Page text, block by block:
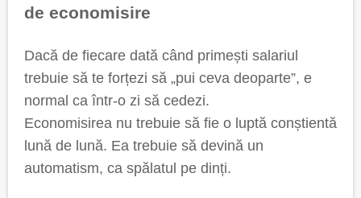
de economisire
Dacă de fiecare dată când primești salariul
trebuie să te forțezi să „pui ceva deoparte”, e
normal ca într-o zi să cedezi.
Economisirea nu trebuie să fie o luptă conștientă
lună de lună. Ea trebuie să devină un
automatism, ca spălatul pe dinți.